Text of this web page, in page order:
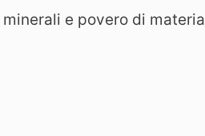
e povero di materia